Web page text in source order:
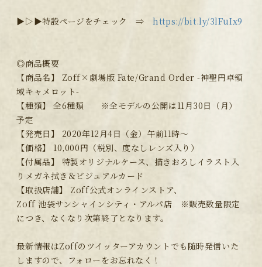
▶▷▶特設ページをチェック ⇒https://bit.ly/3lFuIx9
◎商品概要
【商品名】 Zoff×劇場版 Fate/Grand Order -神聖円卓領
域キャメロット-
【種類】 全6種類 ※全モデルの公開は11月30日（月）
予定
【発売日】 2020年12月4日（金）午前11時〜
【価格】 10,000円（税別、度なしレンズ入り）
【付属品】 特製オリジナルケース、描きおろしイラスト入
りメガネ拭き＆ビジュアルカード
【取扱店舗】 Zoff公式オンラインストア、
Zoff 池袋サンシャインシティ・アルパ店 ※販売数量限定
につき、なくなり次第終了となります。
最新情報はZoffのツイッターアカウントでも随時発信いた
しますので、フォローをお忘れなく！